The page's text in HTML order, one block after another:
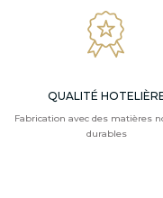
QUALITÉ
Fabrication avec des matières
durables